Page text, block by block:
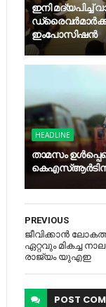
ഇനി മദ്യപിച്ച്
ഡ്രൈവർമാർക്ക്
ഇംപോസിഷന്‍
HEADLINE
താമസം
PREVIOUS
ജീവിക്കാൻ
ഏറ്റവും മികച്ച
രാജ്യം യുഎഇ
POST